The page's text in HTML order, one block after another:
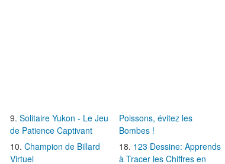
Solitaire Yukon - Le Jeu
de Patience Captivant
Champion de Billard
Virtuel
Poissons, évitez les
Bombes !
123 Dessine: Apprends
à Tracer les Chiffres en